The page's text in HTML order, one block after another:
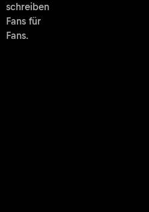
schreiben
Fans für
Fans.